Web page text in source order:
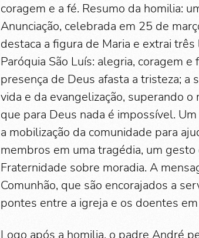
coragem e a fé. Resumo da homilia:
Anunciação, celebrada em 25 de
destaca a figura de Maria e extrai
Paróquia São Luís: alegria, coragem
presença de Deus afasta a tristeza;
vida e da evangelização, superando
que para Deus nada é impossível.
a mobilização da comunidade para
membros em uma tragédia, um
Fraternidade sobre moradia. A
Comunhão, que são encorajados a
pontes entre a igreja e os doentes em